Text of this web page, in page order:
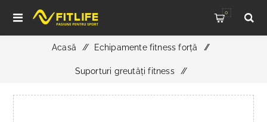
0
Acasă / Echipamente fitness forță /
Suporturi greutăți fitness /
ATX Rotation Trainer Backup - Suport pentru gantere și